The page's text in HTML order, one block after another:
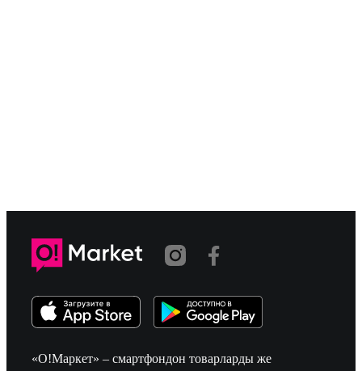
«О!Маркет» – смартфондон товарларды же